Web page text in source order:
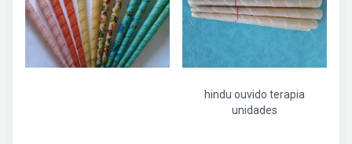
hindu ouvido terapia
unidades